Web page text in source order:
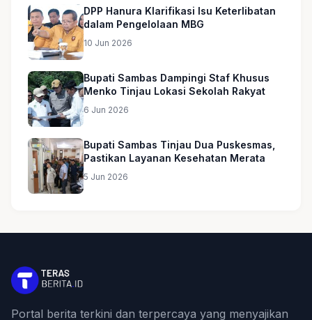
DPP Hanura Klarifikasi Isu Keterlibatan
dalam Pengelolaan MBG
10 Jun 2026
Bupati Sambas Dampingi Staf Khusus
Menko Tinjau Lokasi Sekolah Rakyat
6 Jun 2026
Bupati Sambas Tinjau Dua Puskesmas,
Pastikan Layanan Kesehatan Merata
5 Jun 2026
Portal berita terkini dan terpercaya yang menyajikan